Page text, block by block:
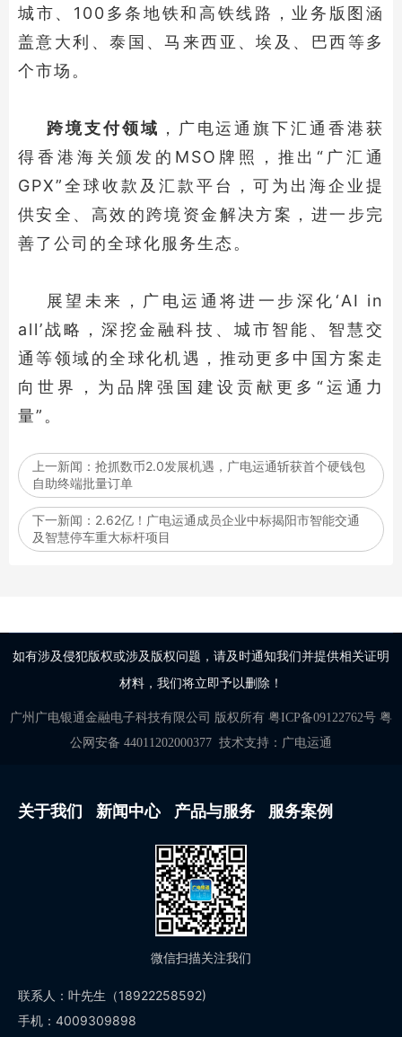
城市、100多条地铁和高铁线路，业务版图涵
盖意大利、泰国、马来西亚、埃及、巴西等多
个市场。
跨境支付领域 ，广电运通旗下汇通香港获
得香港海关颁发的MSO牌照，推出“广汇通
GPX”全球收款及汇款平台，可为出海企业提
供安全、高效的跨境资金解决方案，进一步完
善了公司的全球化服务生态。
展望未来，广电运通将进一步深化‘AI in
all’战略，深挖金融科技、城市智能、智慧交
通等领域的全球化机遇，推动更多中国方案走
向世界，为品牌强国建设贡献更多“运通力
量”。
上一新闻： 抢抓数币2.0发展机遇，广电运通斩获首个硬钱包
自助终端批量订单
下一新闻： 2.62亿！广电运通成员企业中标揭阳市智能交通
及智慧停车重大标杆项目
如有涉及侵犯版权或涉及版权问题，请及时通知我们并提供相关证明
材料，我们将立即予以删除！
广州广电银通金融电子科技有限公司 版权所有 粤ICP备09122762号 粤
公网安备 44011202000377 技术支持： 广电运通
关于我们 新闻中心 产品与服务 服务案例
微信扫描关注我们
联系人：叶先生（18922258592)
手机：4009309898